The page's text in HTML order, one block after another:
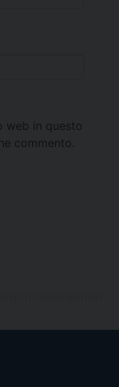
web in questo
commento.